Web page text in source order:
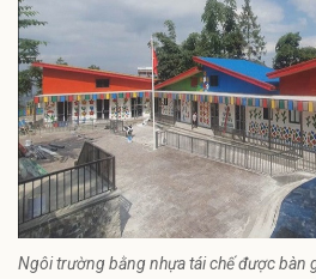
Ngôi trường bằng nhựa tái chế được bàn